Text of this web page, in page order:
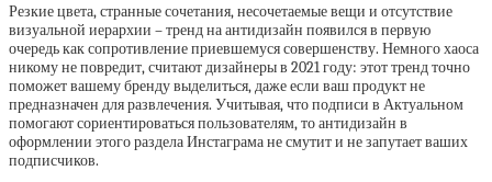
Резкие цвета, странные сочетания, несочетаемые вещи и отсутствие
визуальной иерархии – тренд на антидизайн появился в первую
очередь как сопротивление приевшемуся совершенству. Немного хаоса
никому не повредит, считают дизайнеры в 2021 году: этот тренд точно
поможет вашему бренду выделиться, даже если ваш продукт не
предназначен для развлечения. Учитывая, что подписи в Актуальном
помогают сориентироваться пользователям, то антидизайн в
оформлении этого раздела Инстаграма не смутит и не запутает ваших
подписчиков.